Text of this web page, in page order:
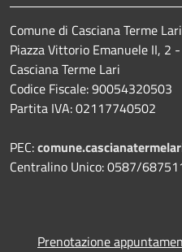
Comune di Casciana Terme Lari
Piazza Vittorio Emanuele II, 2
Casciana Terme Lari
Codice Fiscale: 90054320503
Partita IVA: 02117740502
PEC:
Centralino Unico: 0587/
Prenotazione